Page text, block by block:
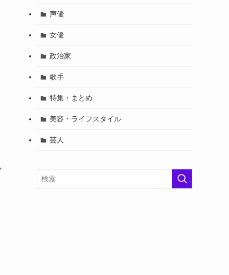
声優
女優
政治家
歌手
特集・まとめ
美容・ライフスタイル
芸人